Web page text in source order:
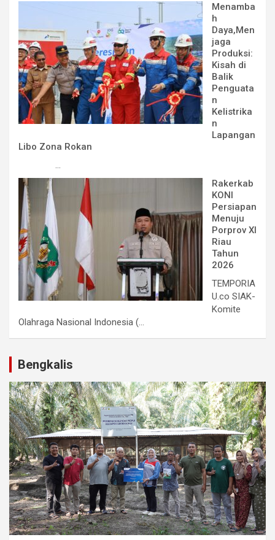
Menamba
h
Daya,Men
jaga
Produksi:
Kisah di
Balik
Penguata
n
Kelistrika
n
Lapangan
Libo Zona Rokan
Rakerkab
KONI
Persiapan
Menuju
Porprov XI
Riau
Tahun
2026
TEMPORIA
U.co SIAK-
Komite
Olahraga Nasional Indonesia (...
Bengkalis